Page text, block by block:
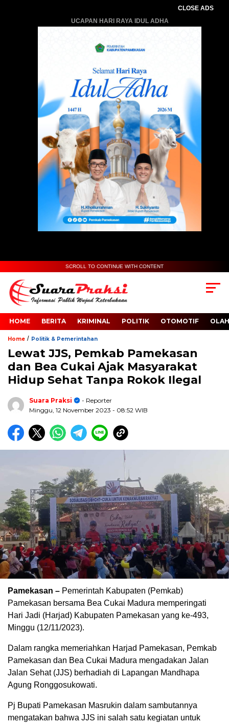
CLOSE ADS
UCAPAN HARI RAYA IDUL ADHA
SCROLL TO CONTINUE WITH CONTENT
HOME BERITA KRIMINAL POLITIK OTOMOTIF
Home / Politik & Pemerintahan
Lewat JJS, Pemkab Pamekasan
dan Bea Cukai Ajak Masyarakat
Hidup Sehat Tanpa Rokok Ilegal
Suara Praksi
- Reporter
Minggu, 12 November 2023 - 08:52 WIB
Pamekasan – Pemerintah Kabupaten (Pemkab)
Pamekasan bersama Bea Cukai Madura memperingati
Hari Jadi (Harjad) Kabupaten Pamekasan yang ke-493,
Minggu (12/11/2023).
Dalam rangka memeriahkan Harjad Pamekasan, Pemkab
Pamekasan dan Bea Cukai Madura mengadakan Jalan
Jalan Sehat (JJS) berhadiah di Lapangan Mandhapa
Agung Ronggosukowati.
Pj Bupati Pamekasan Masrukin dalam sambutannya
mengatakan bahwa JJS ini salah satu kegiatan untuk